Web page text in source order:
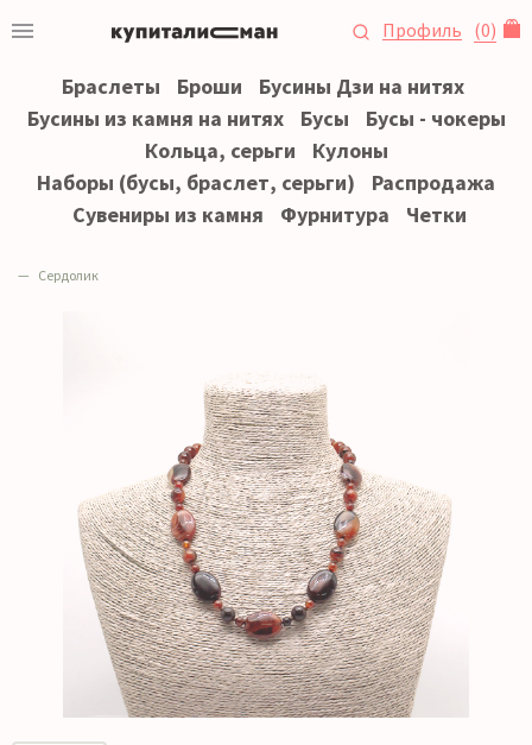
Профиль (0)
Браслеты Броши
Бусины Дзи на нитях
Бусины из камня на нитях
Бусы
Бусы - чокеры
Кольца, серьги
Кулоны
Наборы (бусы, браслет, серьги)
Распродажа
Сувениры из камня
Фурнитура Четки
Сердолик